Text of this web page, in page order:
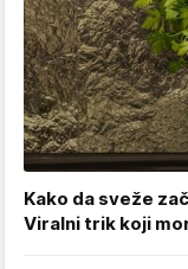
Kako da sveže
Viralni trik koji